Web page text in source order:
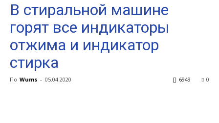
В стиральной машине
горят все индикаторы
отжима и индикатор
стирка
По Wums - 05.04.2020 0
6949